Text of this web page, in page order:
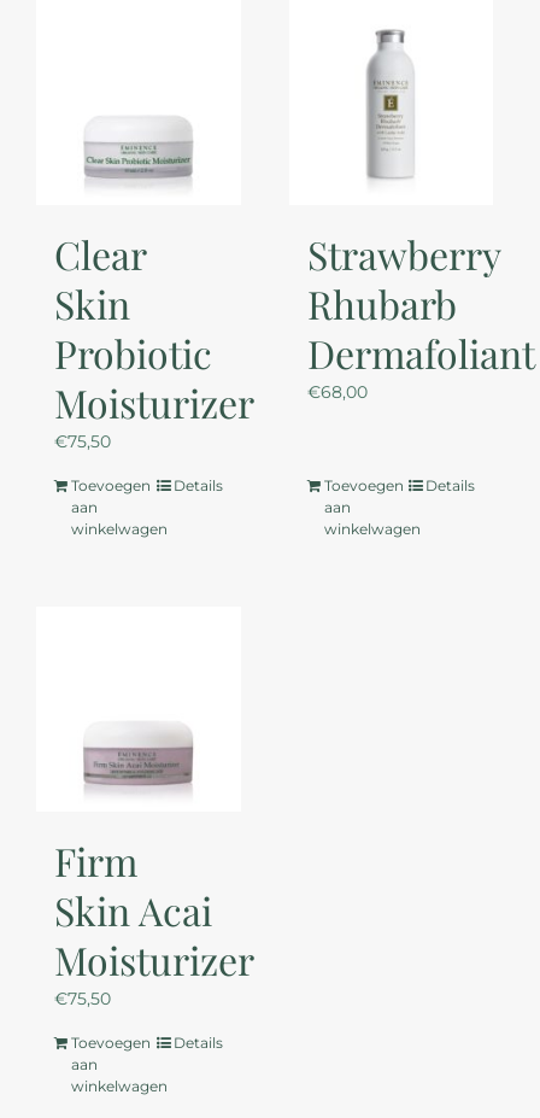
Clear
Skin
Probiotic
Moisturizer
€75,50
Toevoegen
aan
winkelwagen
Details
Strawberry
Rhubarb
Dermafoliant
€68,00
Toevoegen
aan
winkelwagen
Details
Firm
Skin Acai
Moisturizer
€75,50
Toevoegen
aan
winkelwagen
Details